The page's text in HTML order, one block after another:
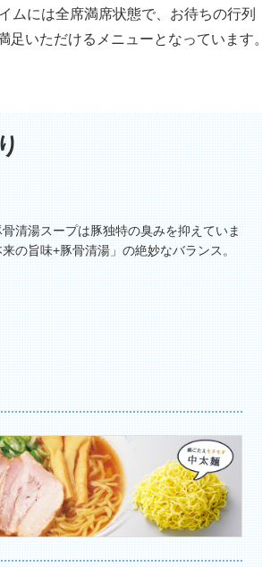
ムには全席満席状態で、お待ちの行列
いただけるメニューとなっています。
清湯スープは豚独特の臭みを抑えていま
の旨味+豚骨清湯」の絶妙なバランス。